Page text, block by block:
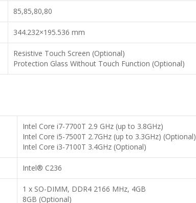
85,85,80,80
344.232×195.536 mm
Resistive Touch Screen (Optional)
Protection Glass Without Touch Function (Optional)
Intel Core i7-7700T 2.9 GHz (up to 3.8GHz)
Intel Core i5-7500T 2.7GHz (up to 3.3GHz) (Optional)
Intel Core i3-7100T 3.4GHz (Optional)
Intel® C236
1 x SO-DIMM, DDR4 2166 MHz, 4GB
8GB (Optional)